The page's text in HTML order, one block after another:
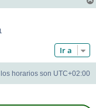
Ir a
horarios son UTC+02:00